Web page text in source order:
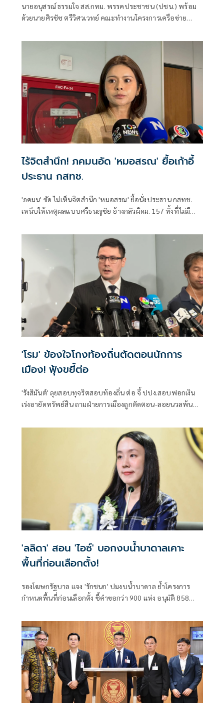
นายอนุสรณ์ ธรรมใจ สส.กทม. พรรคประชาชน (ปชน.) พร้อม
ด้วยนายศิรชัช ตรีวิศวเวทย์ คณะทำงานโครงการเครือข่าย
พัฒนาอย่างยั่งยืน แถลงคัดค้านการเยือนไทยอย่างเป็นทางการ
ไร้จิตสำนึก! ภคมนอัด 'หมอสรณ' ยื้อเก้าอี้
ประธาน กสทช.
'ภคมน' ซัด ไม่เห็นจิตสำนึก 'หมอสรณ' ยื้อนั่งประธาน กสทช.
เหน็บให้เหตุผลแบบศรีธนญชัย อ้างกลัวผิดม. 157 ทั้งที่ไม่มี
ตำแหน่งได้แล้ว
'โรม' ข้องใจโกงท้องถิ่นตัดตอนนักการ
เมือง! ฟุ้งขยี้ต่อ
'รังสิมันต์' ลุยสอบทุจริตสอบท้องถิ่น ต่อ จี้ ปปง.สอบฟอกเงิน
เร่งอายัดทรัพย์สิน ถามฝ่ายการเมืองถูกตัดตอน-ลอยนวลพ้นผิด
รัดกุมหรือไม่
'ลลิดา' สอน 'ไอซ์' บอกงบน้ำบาดาลเคาะ
พื้นที่ก่อนเลือกตั้ง!
รองโฆษกรัฐบาล แจง 'รักชนก' ปมงบน้ำบาดาล ย้ำโครงการ
กำหนดพื้นที่ก่อนเลือกตั้ง ชี้คำขอกว่า 900 แห่ง อนุมัติ 858